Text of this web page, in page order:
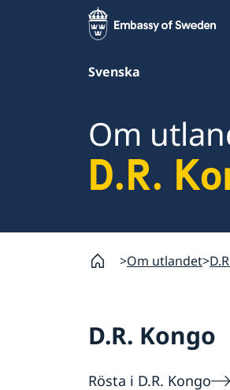
Svenska
Om
D.R.
Om utlandet
D.R. Kongo
Rösta i D.R. Kongo